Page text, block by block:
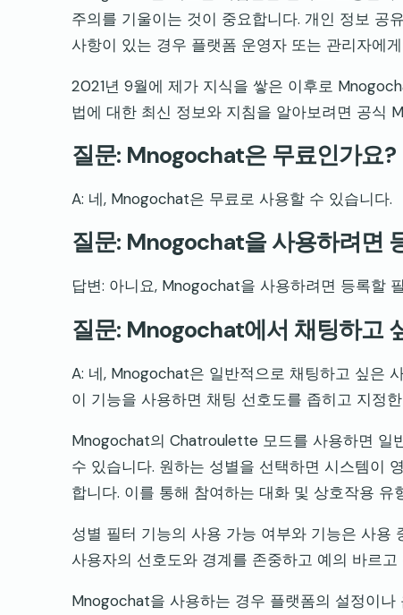
주의를 기울이는 것이 중요합니다. 개인 정보 공
사항이 있는 경우 플랫폼 운영자 또는 관리자에
2021년 9월에 제가 지식을 쌓은 이후로
법에 대한 최신 정보와 지침을 알아보려면 공식
질문: Mnogochat은 무료인가요?
A: 네, Mnogochat은 무료로 사용할 수 있습니다.
질문: Mnogochat을 사용하려면
답변: 아니요, Mnogochat을 사용하려면 등록할
질문: Mnogochat에서 채팅하고
A: 네, Mnogochat은 일반적으로 채팅하고 싶은
이 기능을 사용하면 채팅 선호도를 좁히고 지정
Mnogochat의 Chatroulette 모드를 사용하면 일
수 있습니다. 원하는 성별을 선택하면 시스템이
합니다. 이를 통해 참여하는 대화 및 상호작용
성별 필터 기능의 사용 가능 여부와 기능은 사용
사용자의 선호도와 경계를 존중하고 예의 바르
Mnogochat을 사용하는 경우 플랫폼의 설정이